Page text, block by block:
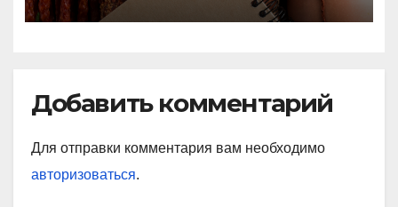
Добавить комментарий
Для отправки комментария вам необходимо
авторизоваться.